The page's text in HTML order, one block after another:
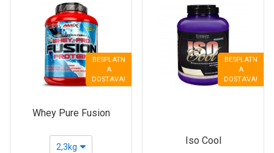
BESPLATN
A
DOSTAVA!
Whey Pure Fusion
2,3kg
BESPLATN
A
DOSTAVA!
Iso Cool